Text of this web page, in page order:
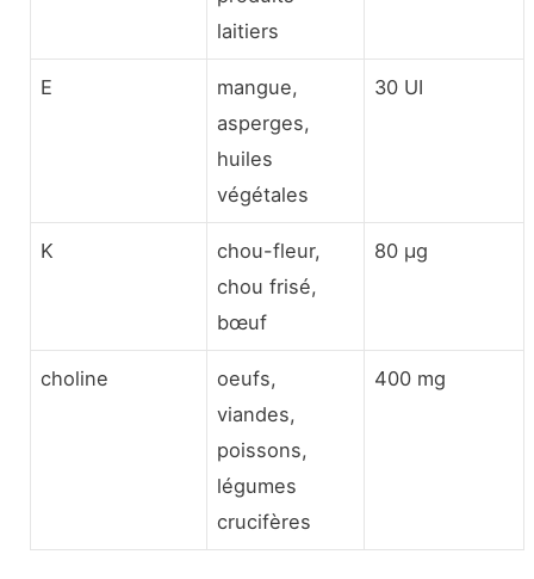
laitiers
E
mangue,
asperges,
huiles
végétales
30 UI
K
chou-fleur,
chou frisé,
bœuf
80 µg
choline
oeufs,
viandes,
poissons,
légumes
crucifères
400 mg